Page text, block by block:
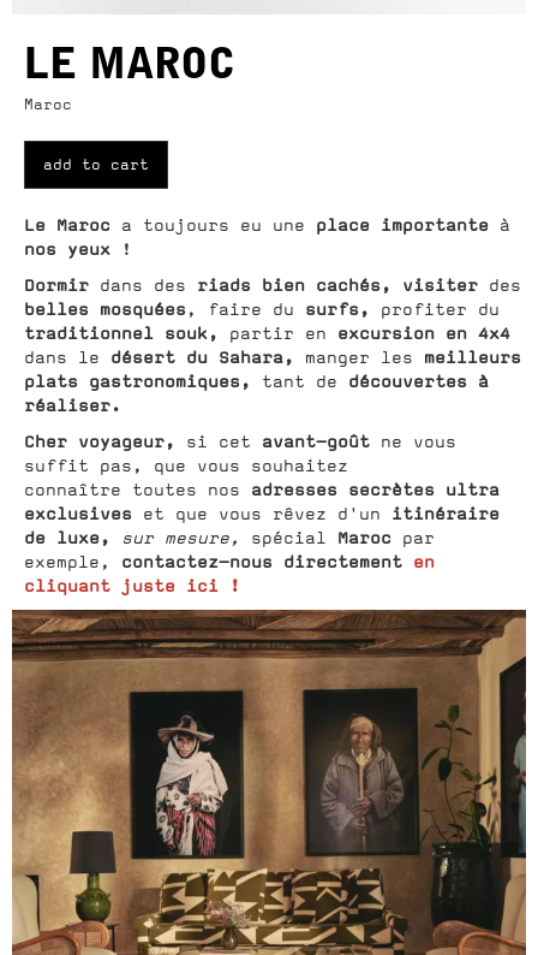
LE MAROC
Maroc
add to cart
Le Maroc a toujours eu une place importante à
nos yeux !
Dormir dans des riads bien cachés, visiter des
belles mosquées, faire du surfs, profiter du
traditionnel souk, partir en excursion en 4x4
dans le désert du Sahara, manger les meilleurs
plats gastronomiques,
tant de découvertes à
réaliser.
Cher voyageur,
si cet avant-goût ne vous
suffit pas, que vous souhaitez
connaître toutes nos adresses secrètes ultra
exclusives et que vous rêvez d'un itinéraire
de luxe,
sur mesure, spécial Maroc par
exemple, contactez-nous directement en
cliquant juste ici !